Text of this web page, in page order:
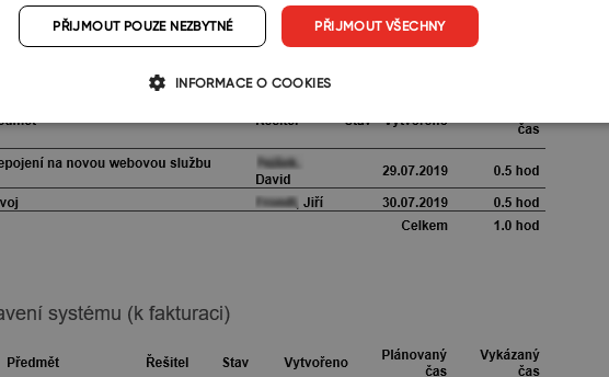
PŘIJMOUT VŠECHNY
PŘIJMOUT POUZE NEZBYTNÉ
INFORMACE O COOKIES